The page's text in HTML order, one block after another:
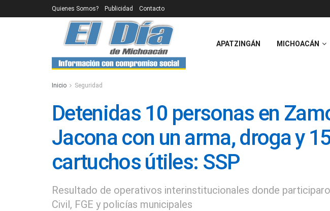
Quienes Somos? Publicidad Contacto
APATZINGÁN MICHOACÁN
Inicio Seguridad
Detenidas 10 personas en
Jacona con un arma, droga y
cartuchos útiles: SSP
Resultado de operativos interinstitucionales donde
Civil, FGE y policías municipales